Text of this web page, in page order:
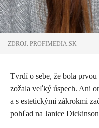
ZDROJ: PROFIMEDIA.SK
Tvrdí o sebe, že bola
zožala veľký úspech. Ani
a s estetickými zákrokmi
pohľad na Janice